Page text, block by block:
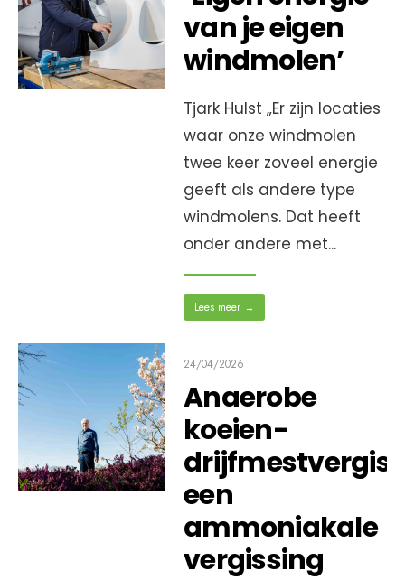
van je eigen
windmolen’
Tjark Hulst „Er zijn locaties
waar onze windmolen
twee keer zoveel energie
geeft als andere type
windmolens. Dat heeft
onder andere met...
Lees meer →
24/04/2026
Anaerobe
koeien-
een
ammoniakale
vergissing